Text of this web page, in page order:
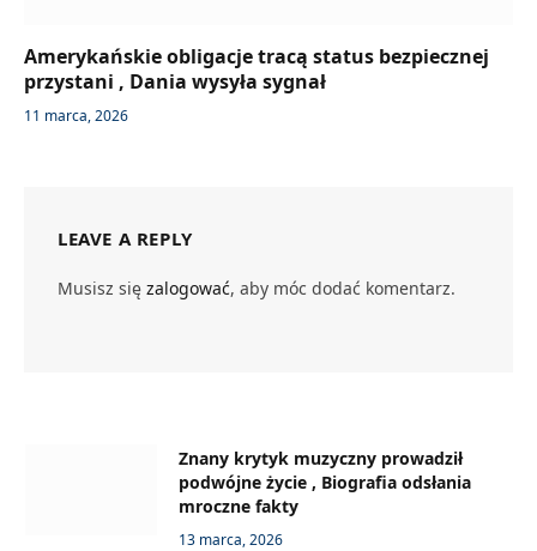
Amerykańskie obligacje tracą status bezpiecznej
przystani , Dania wysyła sygnał
11 marca, 2026
LEAVE A REPLY
Musisz się zalogować, aby móc dodać komentarz.
Znany krytyk muzyczny prowadził
podwójne życie , Biografia odsłania
mroczne fakty
13 marca, 2026